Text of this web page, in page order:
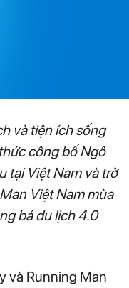
và tiện ích sống
công bố Ngô
tại Việt Nam và trở
Việt Nam mùa
bá du lịch 4.0
và Running Man